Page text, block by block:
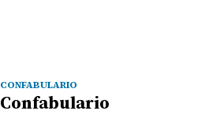
CONFABULARIO
Confabulario